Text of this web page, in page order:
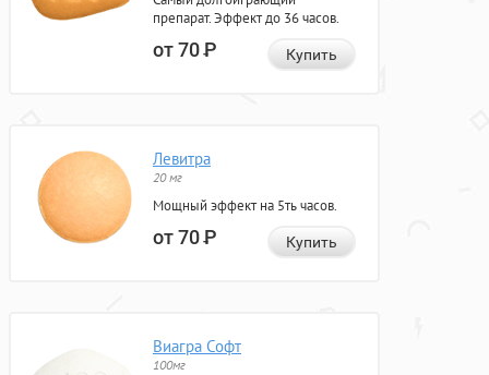
препарат. Эффект до 36 часов.
от 70Р Купить
Левитра
20 мг
Мощный эффект на 5ть часов.
от 70Р Купить
Виагра Софт
100мг